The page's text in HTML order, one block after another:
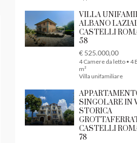
VILLA
ALBANO
CASTELLI
58
€ 525.000,00
4 Camere da letto • 4
m²
Villa unifamiliare
SINGOLARE IN
STORICA
CASTELLI
78